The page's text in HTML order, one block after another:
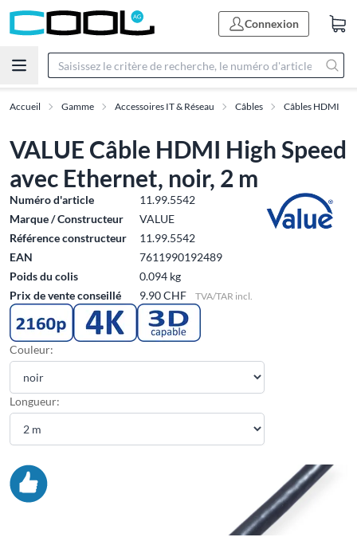
Connexion
Accueil Gamme Accessoires IT & Réseau Câbles Câbles HDMI
VALUE Câble HDMI High Speed
avec Ethernet, noir, 2 m
Numéro d'article
11.99.5542
Marque / Constructeur
VALUE
Référence constructeur
11.99.5542
EAN
7611990192489
Poids du colis
0.094 kg
Prix de vente conseillé
9.90 CHF TVA/TAR incl.
Couleur:
Longueur: